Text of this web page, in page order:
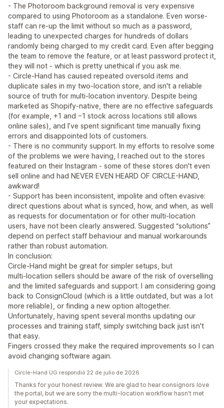
- The Photoroom background removal is very expensive
compared to using Photoroom as a standalone. Even worse-
staff can re-up the limit without so much as a password,
leading to unexpected charges for hundreds of dollars
randomly being charged to my credit card. Even after begging
the team to remove the feature, or at least password protect it,
they will not - which is pretty unethical if you ask me.
- Circle‑Hand has caused repeated oversold items and
duplicate sales in my two‑location store, and isn't a reliable
source of truth for multi‑location inventory. Despite being
marketed as Shopify‑native, there are no effective safeguards
(for example, +1 and −1 stock across locations still allows
online sales), and I’ve spent significant time manually fixing
errors and disappointed lots of customers.
- There is no community support. In my efforts to resolve some
of the problems we were having, I reached out to the stores
featured on their Instagram - some of these stores don't even
sell online and had NEVER EVEN HEARD OF CIRCLE-HAND,
awkward!
- Support has been inconsistent, impolite and often evasive:
direct questions about what is synced, how, and when, as well
as requests for documentation or for other multi‑location
users, have not been clearly answered. Suggested “solutions”
depend on perfect staff behaviour and manual workarounds
rather than robust automation.
In conclusion:
Circle‑Hand might be great for simpler setups, but
multi‑location sellers should be aware of the risk of overselling
and the limited safeguards and support. I am considering going
back to ConsignCloud (which is a little outdated, but was a lot
more reliable), or finding a new option altogether.
Unfortunately, having spent several months updating our
processes and training staff, simply switching back just isn't
that easy.
Fingers crossed they make the required improvements so I can
avoid changing software again.
Circle-Hand UG respondió 22 de julio de 2026
Thanks for your honest review. We are glad to hear consignors love
the portal, but we are sorry the multi-location workflow hasn't met
your expectations.